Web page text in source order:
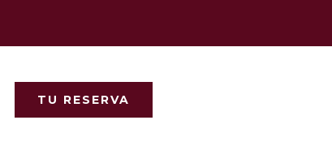
TU RESERVA